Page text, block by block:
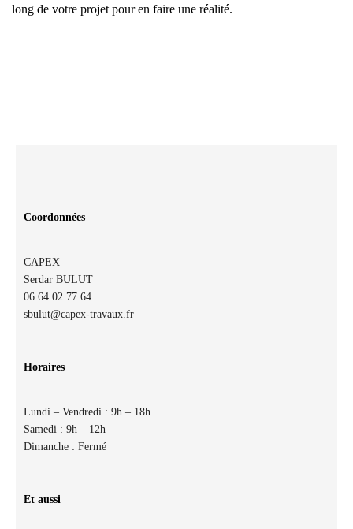
long de votre projet pour en faire une réalité.
Coordonnées
CAPEX
Serdar BULUT
06 64 02 77 64
sbulut@capex-travaux.fr
Horaires
Lundi – Vendredi : 9h – 18h
Samedi : 9h – 12h
Dimanche : Fermé
Et aussi